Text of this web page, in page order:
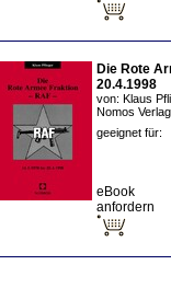
Die Rote
20.4.1998
von: Klaus
Nomos
geeignet für:
eBook
anfordern